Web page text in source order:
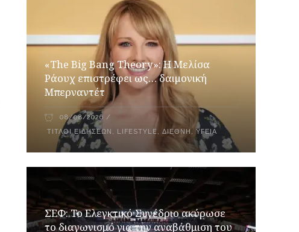
«The Big Bang Theory»: Η Μελίσα
Ράουχ επιστρέφει ως… δαιμονική
Μπερναντέτ
08/08/2026
ΤΊΤΛΟΙ ΕΙΔΉΣΕΩΝ , LIFESTYLE,ΔΙΕΘΝΉ ,ΥΓΕΊΑ
ΣΕΦ: Το Ελεγκτικό Συνέδριο ακύρωσε
το διαγωνισμό για την αναβάθμιση του